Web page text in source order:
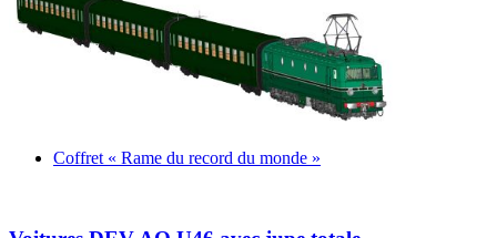
Coffret « Rame du record du monde »